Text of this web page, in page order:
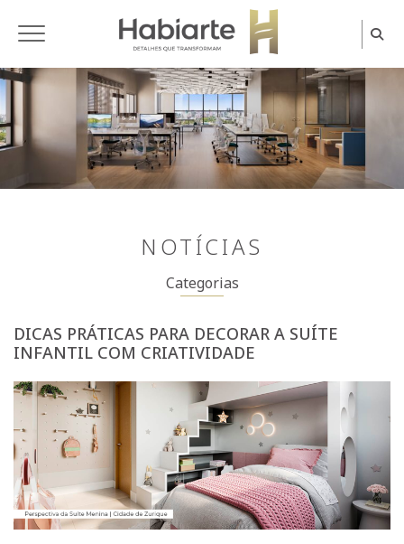
NOTÍCIAS
Categorias
DICAS PRÁTICAS PARA DECORAR A SUÍTE
INFANTIL COM CRIATIVIDADE